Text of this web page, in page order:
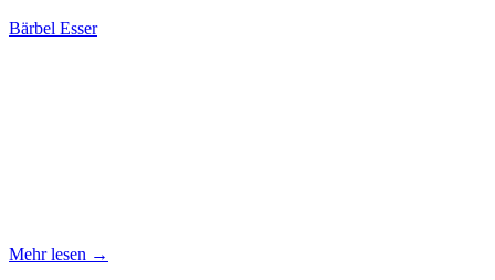
Bärbel Esser
Mehr lesen →